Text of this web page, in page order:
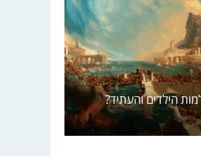
הילדים והעתיד?